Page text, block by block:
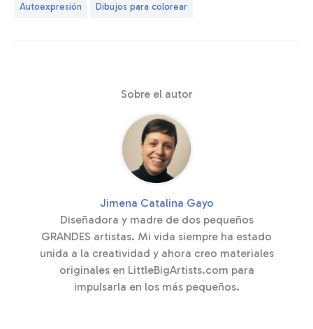
Autoexpresión Dibujos para colorear
Sobre el autor
Jimena Catalina Gayo
Diseñadora y madre de dos pequeños
GRANDES artistas. Mi vida siempre ha estado
unida a la creatividad y ahora creo materiales
originales en LittleBigArtists.com para
impulsarla en los más pequeños.